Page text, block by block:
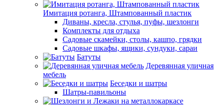
Имитация ротанга, Штампованный пластик
Диваны, кресла, стулья, пуфы, шезлонги
Комплекты для отдыха
Садовые скамейки, столы, кашпо, грядки
Садовые шкафы, ящики, сундуки, сараи
Батуты
Деревянная уличная
мебель
Беседки и шатры
Шатры-павильоны